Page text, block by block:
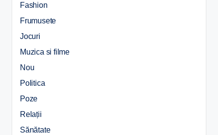
Fashion
Frumusete
Jocuri
Muzica si filme
Nou
Politica
Poze
Relații
Sănătate